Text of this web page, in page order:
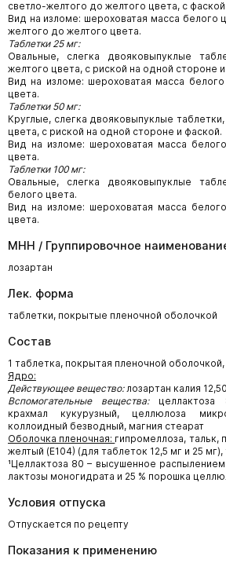
светло-желтого до желтого цвета, с фаской.
Вид на изломе: шероховатая масса белого
желтого до желтого цвета.
Таблетки 25 мг:
Овальные, слегка двояковыпуклые
желтого цвета, с риской на одной стороне
Вид на изломе: шероховатая масса
цвета.
Таблетки 50 мг:
Круглые, слегка двояковыпуклые
цвета, с риской на одной стороне и фаской.
Вид на изломе: шероховатая масса
цвета.
Таблетки 100 мг:
Овальные, слегка двояковыпуклые
белого цвета.
Вид на изломе: шероховатая масса
цвета.
МНН / Группировочное
лозартан
Лек. форма
таблетки, покрытые пленочной оболочкой
Состав
1 таблетка, покрытая пленочной оболочкой,
Ядро:
Действующее вещество:лозартан калия
Вспомогательные вещества:целлактоза
крахмал кукурузный, целлюлоза
коллоидный безводный, магния стеарат
Оболочка пленочная: гипромеллоза, тальк,
желтый (Е104) (для таблеток 12,5 мг и 25 мг),
¹Целлактоза 80 – высушенное
лактозы моногидрата и 25 % порошка
Условия отпуска
Отпускается по рецепту
Показания к применению